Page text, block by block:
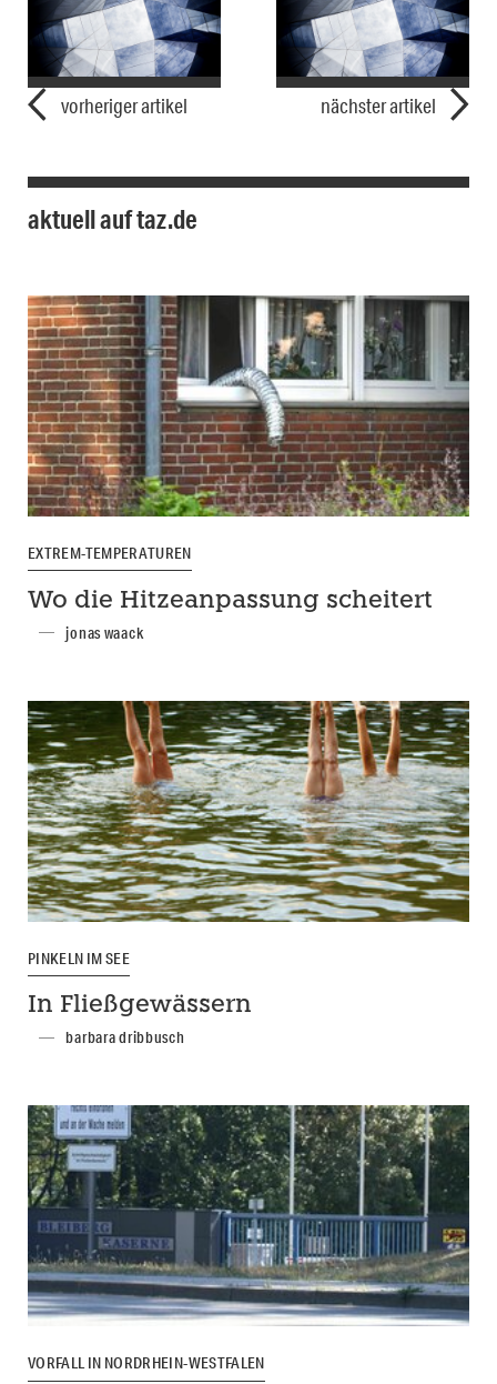
vorheriger artikel nächster artikel
aktuell auf taz.de
EXTREM-TEMPERATUREN
Wo die Hitzeanpassung scheitert
jonas waack
PINKELN IM SEE
In Fließgewässern
barbara dribbusch
VORFALL IN NORDRHEIN-WESTFALEN